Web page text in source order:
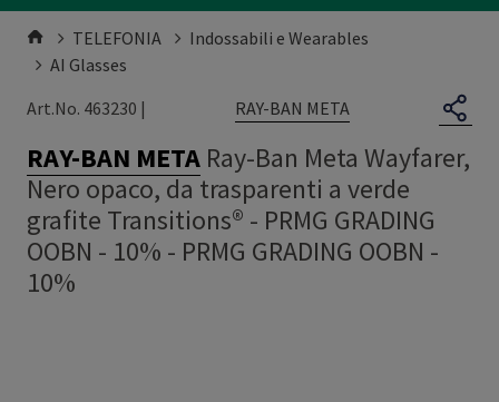
TELEFONIA
Indossabili e Wearables
AI Glasses
Art.No. 463230 |
RAY-BAN META
RAY-BAN META Ray-Ban Meta Wayfarer,
Nero opaco, da trasparenti a verde
grafite Transitions® - PRMG GRADING
OOBN - 10% - PRMG GRADING OOBN -
10%